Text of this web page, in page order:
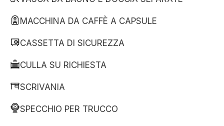
MACCHINA DA CAFFÈ A CAPSULE
CASSETTA DI SICUREZZA
CULLA SU RICHIESTA
SCRIVANIA
SPECCHIO PER TRUCCO